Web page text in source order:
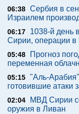
06:38 Сербия в
Израилем
06:17
1038-й день
Сирии, операции
05:48
Прогноз
переменная
05:15 "Аль-
готовившие атаки
02:04
МВД Сирии
оружия в Ливан